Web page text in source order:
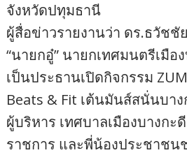
จังหวัดปทุมธานี
ผู้สื่อข่าวรายงานว่า ดร.ธวัชชั
“นายกอู๋” นายกเทศมนตรีเมือ
เป็นประธานเปิดกิจกรรม
Beats & Fit เต้นมันส์สนั่นบา
ผู้บริหาร เทศบาลเมืองบางกะ
ราชการ และพี่น้องประชาชน